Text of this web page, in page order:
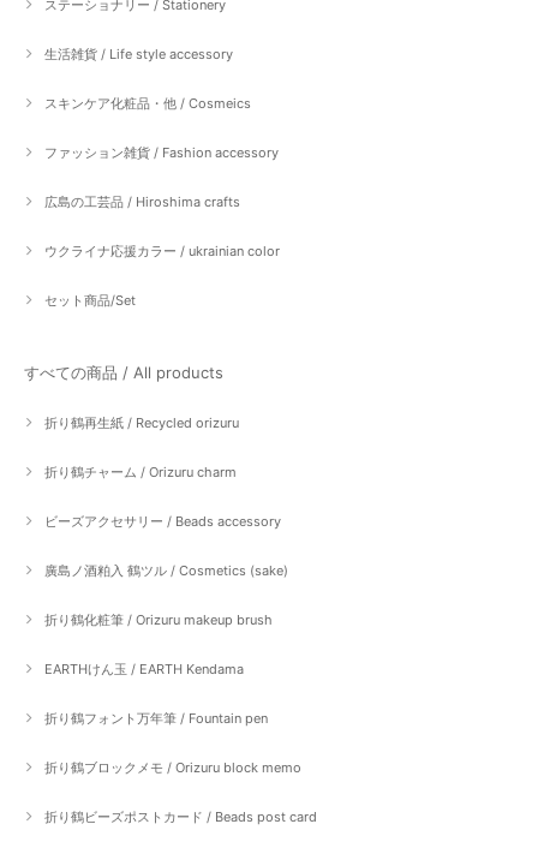
ステーショナリー / Stationery
生活雑貨 / Life style accessory
スキンケア化粧品・他 / Cosmeics
ファッション雑貨 / Fashion accessory
広島の工芸品 / Hiroshima crafts
ウクライナ応援カラー / ukrainian color
セット商品/Set
すべての商品 / All products
折り鶴再生紙 / Recycled orizuru
折り鶴チャーム / Orizuru charm
ビーズアクセサリー / Beads accessory
廣島ノ酒粕入 鶴ツル / Cosmetics (sake)
折り鶴化粧筆 / Orizuru makeup brush
EARTHけん玉 / EARTH Kendama
折り鶴フォント万年筆 / Fountain pen
折り鶴ブロックメモ / Orizuru block memo
折り鶴ビーズポストカード / Beads post card